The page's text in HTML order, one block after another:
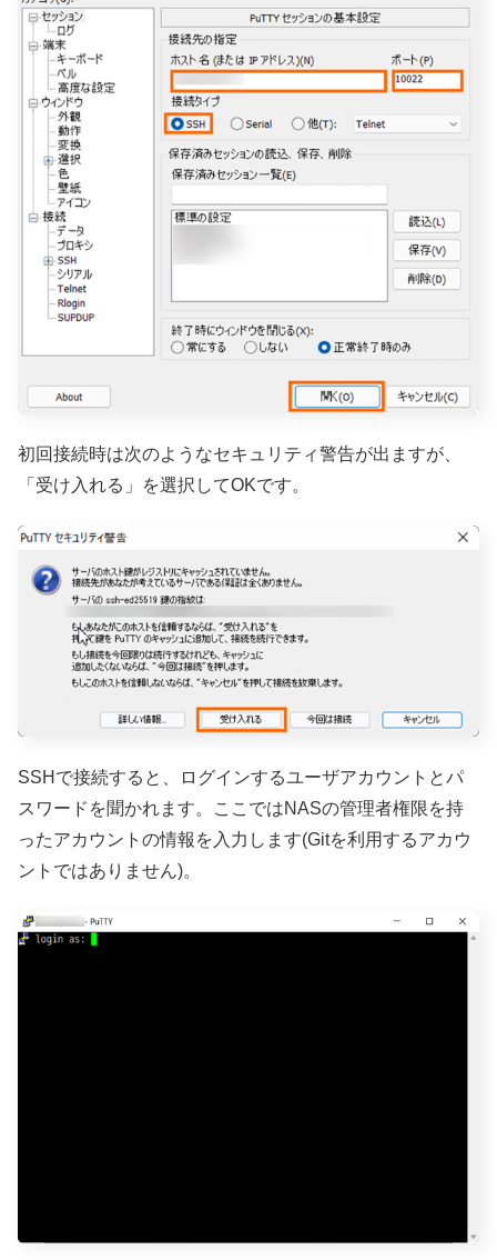
初回接続時は次のようなセキュリティ警告が出ますが、
「受け入れる」を選択してOKです。
SSHで接続すると、ログインするユーザアカウントとパ
スワードを聞かれます。ここではNASの管理者権限を持
ったアカウントの情報を入力します(Gitを利用するアカウ
ントではありません)。